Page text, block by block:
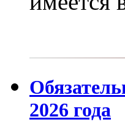
2026 года